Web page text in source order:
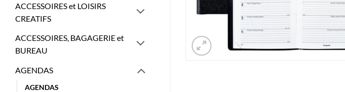
ACCESSOIRES et LOISIRS
CREATIFS
ACCESSOIRES, BAGAGERIE et
BUREAU
AGENDAS
AGENDAS